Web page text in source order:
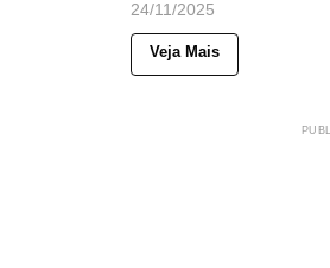
24/11/2025
Veja Mais